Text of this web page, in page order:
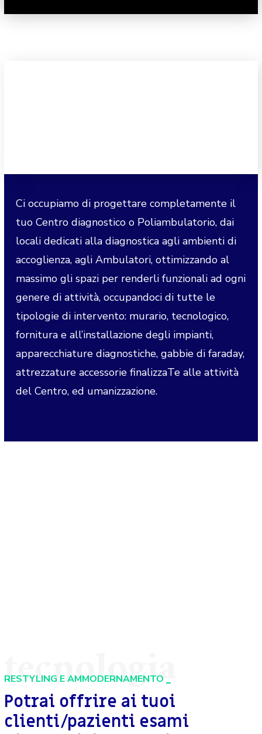
Ci occupiamo di progettare completamente il
tuo Centro diagnostico o Poliambulatorio, dai
locali dedicati alla diagnostica agli ambienti di
accoglienza, agli Ambulatori, ottimizzando al
massimo gli spazi per renderli funzionali ad ogni
genere di attività, occupandoci di tutte le
tipologie di intervento: murario, tecnologico,
fornitura e all’installazione degli impianti,
apparecchiature diagnostiche, gabbie di faraday,
attrezzature accessorie finalizzaTe alle attività
del Centro, ed umanizzazione.
tecnologia
RESTYLING E AMMODERNAMENTO
Potrai offrire ai tuoi
clienti/pazienti esami